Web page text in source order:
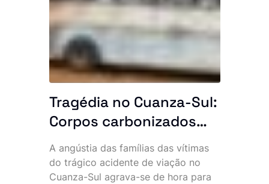
investigação para apurar se a queda
resultou de um acidente ou de um
eventual acto criminoso.
Tragédia no Cuanza-Sul:
Corpos carbonizados
atrasam identificação e
famílias pedem ajuda da
CIVICOP
A angústia das famílias das vítimas
do trágico acidente de viação no
Cuanza-Sul agrava-se de hora para